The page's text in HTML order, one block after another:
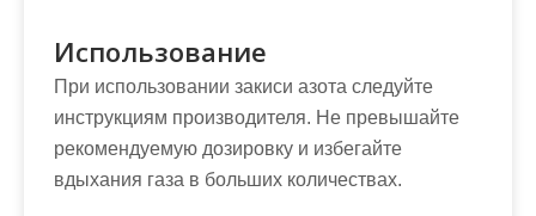
Использование
При использовании закиси азота следуйте
инструкциям производителя. Не превышайте
рекомендуемую дозировку и избегайте
вдыхания газа в больших количествах.